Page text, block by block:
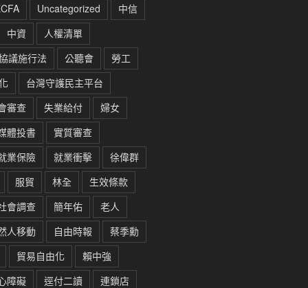
Uncategorized
中信
中資
人權清單
議施行法
公聽會
勞工
台灣守護民主平台
審查
失業給付
婦女
體投書
實質審查
業保險
就業衝擊
徐偉群
服貿
林全
生效條款
會調查
簡年佑
老人
人移動
自由時報
蔡季勳
貿易自由化
賴中強
障礙
逕付二讀
連鎖店